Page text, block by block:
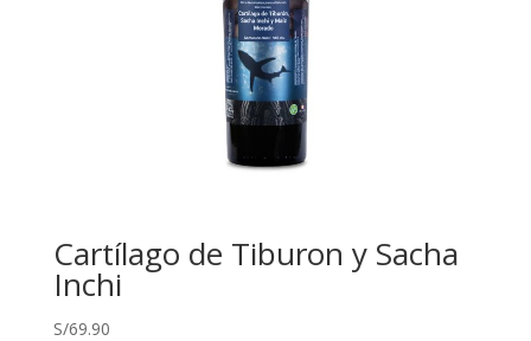
Cartílago de Tiburon y Sacha
Inchi
S/69.90